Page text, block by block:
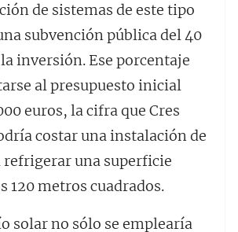
de sistemas de este tipo
subvención pública del 40
inversión. Ese porcentaje
al presupuesto inicial
euros, la cifra que Cres
costar una instalación de
refrigerar una superficie
120 metros cuadrados.
solar no sólo se emplearía